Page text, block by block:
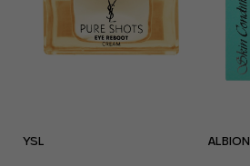
YSL ALBION